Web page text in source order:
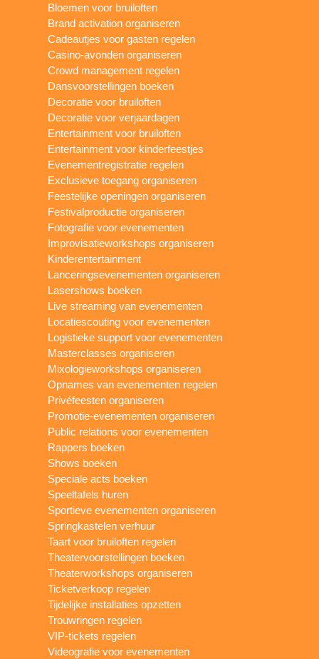
Bloemen voor bruiloften
Brand activation organiseren
Cadeautjes voor gasten regelen
Casino-avonden organiseren
Crowd management regelen
Dansvoorstellingen boeken
Decoratie voor bruiloften
Decoratie voor verjaardagen
Entertainment voor bruiloften
Entertainment voor kinderfeestjes
Evenementregistratie regelen
Exclusieve toegang organiseren
Feestelijke openingen organiseren
Festivalproductie organiseren
Fotografie voor evenementen
Improvisatieworkshops organiseren
Kinderentertainment
Lanceringsevenementen organiseren
Lasershows boeken
Live streaming van evenementen
Locatiescouting voor evenementen
Logistieke support voor evenementen
Masterclasses organiseren
Mixologieworkshops organiseren
Opnames van evenementen regelen
Privéfeesten organiseren
Promotie-evenementen organiseren
Public relations voor evenementen
Rappers boeken
Shows boeken
Speciale acts boeken
Speeltafels huren
Sportieve evenementen organiseren
Springkastelen verhuur
Taart voor bruiloften regelen
Theatervoorstellingen boeken
Theaterworkshops organiseren
Ticketverkoop regelen
Tijdelijke installaties opzetten
Trouwringen regelen
VIP-tickets regelen
Videografie voor evenementen